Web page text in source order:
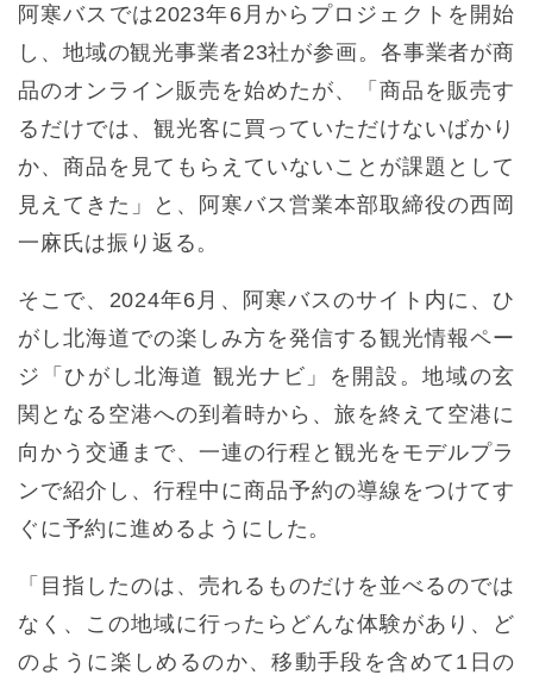
阿寒バスでは2023年6月からプロジェクトを開始
し、地域の観光事業者23社が参画。各事業者が商
品のオンライン販売を始めたが、「商品を販売す
るだけでは、観光客に買っていただけないばかり
か、商品を見てもらえていないことが課題として
見えてきた」と、阿寒バス営業本部取締役の西岡
一麻氏は振り返る。
そこで、2024年6月、阿寒バスのサイト内に、ひ
がし北海道での楽しみ方を発信する観光情報ペー
ジ「ひがし北海道 観光ナビ」を開設。地域の玄
関となる空港への到着時から、旅を終えて空港に
向かう交通まで、一連の行程と観光をモデルプラ
ンで紹介し、行程中に商品予約の導線をつけてす
ぐに予約に進めるようにした。
「目指したのは、売れるものだけを並べるのでは
なく、この地域に行ったらどんな体験があり、ど
のように楽しめるのか、移動手段を含めて1日の